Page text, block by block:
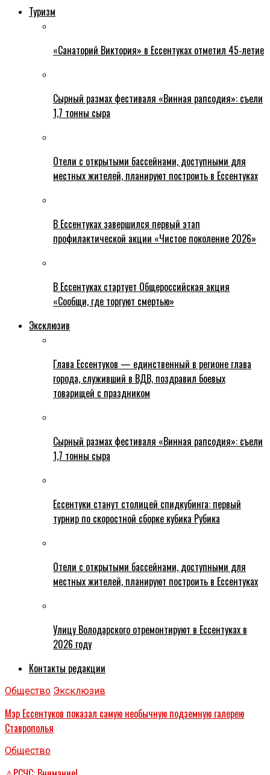
Туризм
«Санаторий Виктория» в Ессентуках отметил 45‑летие
Сырный размах фестиваля «Винная рапсодия»: съели
1,7 тонны сыра
Отели с открытыми бассейнами, доступными для
местных жителей, планируют построить в Ессентуках
В Ессентуках завершился первый этап
профилактической акции «Чистое поколение 2026»
В Ессентуках стартует Общероссийская акция
«Сообщи, где торгуют смертью»
Эксклюзив
Глава Ессентуков — единственный в регионе глава
города, служивший в ВДВ, поздравил боевых
товарищей с праздником
Сырный размах фестиваля «Винная рапсодия»: съели
1,7 тонны сыра
Ессентуки станут столицей спидкубинга: первый
турнир по скоростной сборке кубика Рубика
Отели с открытыми бассейнами, доступными для
местных жителей, планируют построить в Ессентуках
Улицу Володарского отремонтируют в Ессентуках в
2026 году
Контакты редакции
Общество Эксклюзив
Мэр Ессентуков показал самую необычную подземную галерею
Ставрополья
Общество